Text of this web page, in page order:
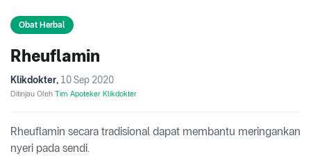
Obat Herbal
Rheuflamin
Klikdokter, 10 Sep 2020
Ditinjau Oleh Tim Apoteker Klikdokter
Rheuflamin secara tradisional dapat membantu meringankan
nyeri pada sendi.